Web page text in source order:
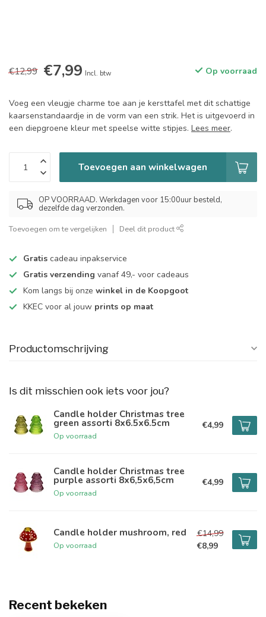
€12,99 €7,99 Incl. btw Op voorraad
Voeg een vleugje charme toe aan je kersttafel met dit schattige
kaarsenstandaardje in de vorm van een strik. Het is uitgevoerd in
een diepgroene kleur met speelse witte stipjes. Lees meer.
Toevoegen aan winkelwagen
OP VOORRAAD. Werkdagen voor 15:00uur besteld,
dezelfde dag verzonden.
Toevoegen om te vergelijken Deel dit product
Gratis cadeau inpakservice
Gratis verzending vanaf 49,- voor cadeaus
Kom langs bij onze winkel in de Koopgoot
KKEC voor al jouw prints op maat
Productomschrijving
Is dit misschien ook iets voor jou?
Candle holder Christmas tree
green assorti 8x6.5x6.5cm
Op voorraad
€4,99
Candle holder Christmas tree
purple assorti 8x6,5x6,5cm
Op voorraad
€4,99
Candle holder mushroom, red
Op voorraad
€14,99
€8,99
Recent bekeken